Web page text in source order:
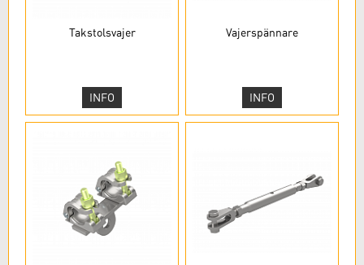
Takstolsvajer
INFO
Vajerspännare
INFO